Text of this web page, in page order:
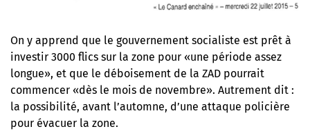
On y apprend que le gouvernement socialiste est prêt à
investir 3000 flics sur la zone pour «une période assez
longue», et que le déboisement de la ZAD pourrait
commencer «dès le mois de novembre». Autrement dit :
la possibilité, avant l’automne, d’une attaque policière
pour évacuer la zone.